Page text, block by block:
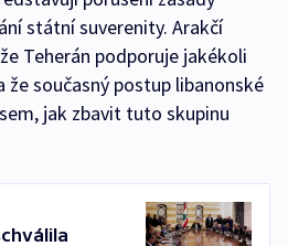
státní suverenity. Arakčí
Teherán podporuje jakékoli
že současný postup libanonské
jak zbavit tuto skupinu